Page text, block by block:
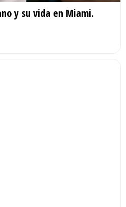
y su vida en Miami.